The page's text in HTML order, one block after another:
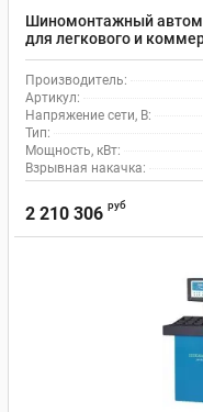
Шиномонтажный
для легкового и
лапой
Производитель:
Артикул:
Напряжение сети, В:
Тип:
Мощность, кВт:
Взрывная накачка:
2 210 306 руб